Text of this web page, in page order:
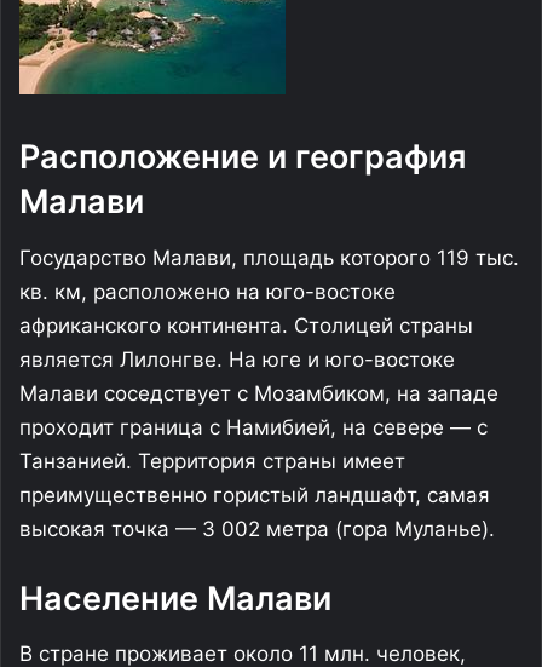
Расположение и география
Малави
Государство Малави, площадь которого 119 тыс.
кв. км, расположено на юго-востоке
африканского континента. Столицей страны
является Лилонгве. На юге и юго-востоке
Малави соседствует с Мозамбиком, на западе
проходит граница с Намибией, на севере — с
Танзанией. Территория страны имеет
преимущественно гористый ландшафт, самая
высокая точка — 3 002 метра (гора Муланье).
Население Малави
В стране проживает около 11 млн. человек,